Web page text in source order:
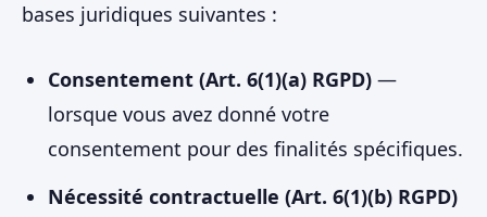
bases juridiques suivantes :
Consentement (Art. 6(1)(a) RGPD) —
lorsque vous avez donné votre
consentement pour des finalités spécifiques.
Nécessité contractuelle (Art. 6(1)(b) RGPD)